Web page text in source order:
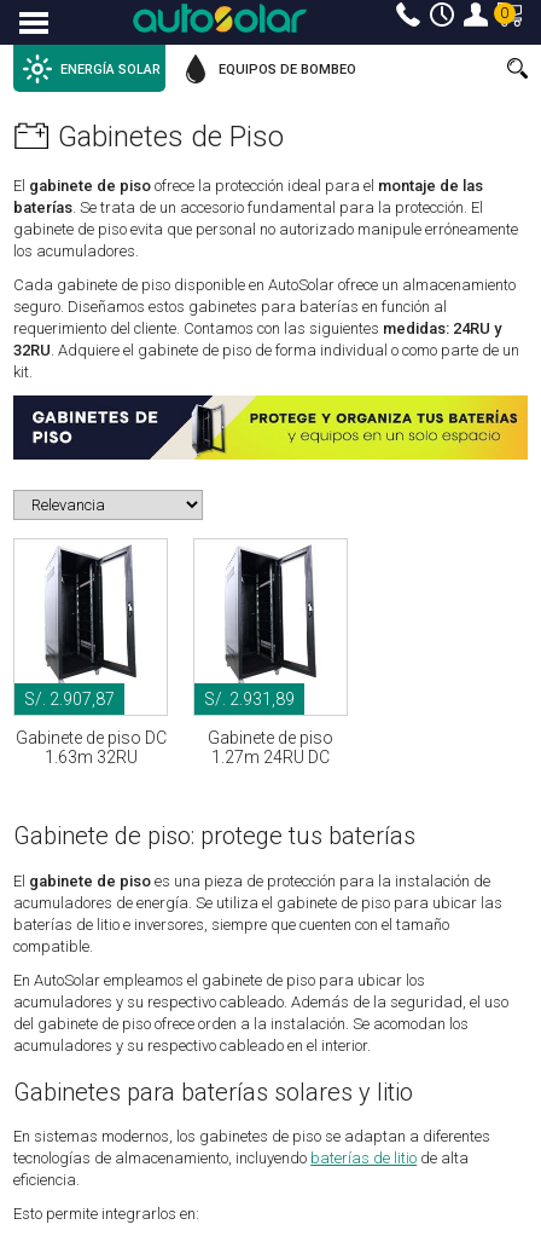
Menu 0
ENERGÍA SOLAR EQUIPOS DE BOMBEO
Gabinetes de Piso
El gabinete de pisoofrece la protección ideal para el montaje de las
baterías. Se trata de un accesorio fundamental para la protección. El
gabinete de piso evita que personal no autorizado manipule erróneamente
los acumuladores.
Cada gabinete de piso disponible en AutoSolar ofrece un almacenamiento
seguro. Diseñamos estos gabinetes para baterías en función al
requerimiento del cliente. Contamos con las siguientes medidas: 24RU y
32RU. Adquiere el gabinete de piso de forma individual o como parte de un
kit.
S/. 2.907,87
Gabinete de piso DC
1.63m 32RU
S/. 2.931,89
Gabinete de piso
1.27m 24RU DC
Gabinete de piso: protege tus baterías
El gabinete de piso es una pieza de protección para la instalación de
acumuladores de energía. Se utiliza el gabinete de piso para ubicar las
baterías de litio e inversores, siempre que cuenten con el tamaño
compatible.
En AutoSolar empleamos el gabinete de piso para ubicar los
acumuladores y su respectivo cableado. Además de la seguridad, el uso
del gabinete de piso ofrece orden a la instalación. Se acomodan los
acumuladores y su respectivo cableado en el interior.
Gabinetes para baterías solares y litio
En sistemas modernos, los gabinetes de piso se adaptan a diferentes
tecnologías de almacenamiento, incluyendo baterías de litio de alta
eficiencia.
Esto permite integrarlos en: